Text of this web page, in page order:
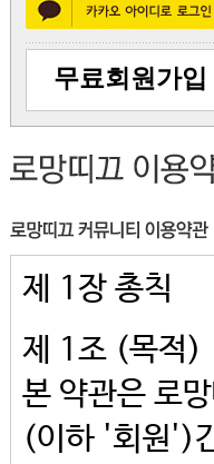
무료회원가입
제 1장 총칙
제 1조 (목적)
본 약관은 로
(이하 '회원')